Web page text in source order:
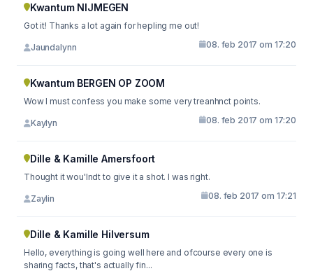
Kwantum NIJMEGEN
Got it! Thanks a lot again for hepling me out!
Jaundalynn 08. feb 2017 om 17:20
Kwantum BERGEN OP ZOOM
Wow I must confess you make some very treanhnct points.
Kaylyn 08. feb 2017 om 17:20
Dille & Kamille Amersfoort
Thought it wou'lndt to give it a shot. I was right.
Zaylin 08. feb 2017 om 17:21
Dille & Kamille Hilversum
Hello, everything is going well here and ofcourse every one is
sharing facts, that's actually fin...